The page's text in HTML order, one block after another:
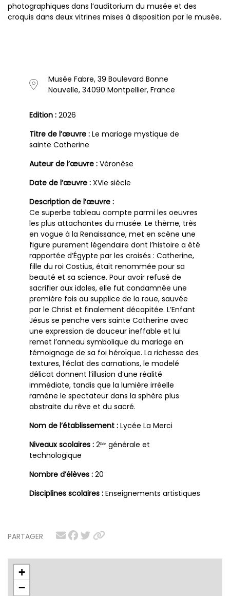
PARTAGER
+
−
photographiques dans l’auditorium du musée et des
croquis dans deux vitrines mises à disposition par le musée.
Musée Fabre, 39 Boulevard Bonne
Nouvelle, 34090 Montpellier, France
Edition : 2026
Titre de l’œuvre : Le mariage mystique de
sainte Catherine
Auteur de l’œuvre : Véronèse
Date de l’œuvre : XVIe siècle
Description de l’œuvre :
Ce superbe tableau compte parmi les oeuvres
les plus attachantes du musée. Le thème, très
en vogue à la Renaissance, met en scène une
figure purement légendaire dont l’histoire a été
rapportée d’Égypte par les croisés : Catherine,
fille du roi Costius, était renommée pour sa
beauté et sa science. Pour avoir refusé de
sacrifier aux idoles, elle fut condamnée une
première fois au supplice de la roue, sauvée
par le Christ et finalement décapitée. L’Enfant
Jésus se penche vers sainte Catherine avec
une expression de douceur ineffable et lui
remet l’anneau symbolique du mariage en
témoignage de sa foi héroïque. La richesse des
textures, l’éclat des carnations, le modelé
délicat donnent l’illusion d’une réalité
immédiate, tandis que la lumière irréelle
ramène le spectateur dans la sphère plus
abstraite du rêve et du sacré.
Nom de l’établissement : Lycée La Merci
Niveaux scolaires : 2ⁿᵈᵉ générale et
technologique
Nombre d’élèves : 20
Disciplines scolaires : Enseignements artistiques